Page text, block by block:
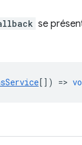
se
[]) =>